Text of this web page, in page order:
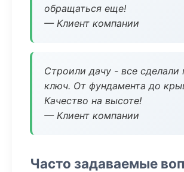
обращаться еще!
— Клиент компании
Строили дачу - все сделали
ключ. От фундамента до
Качество на высоте!
— Клиент компании
Часто задаваемые